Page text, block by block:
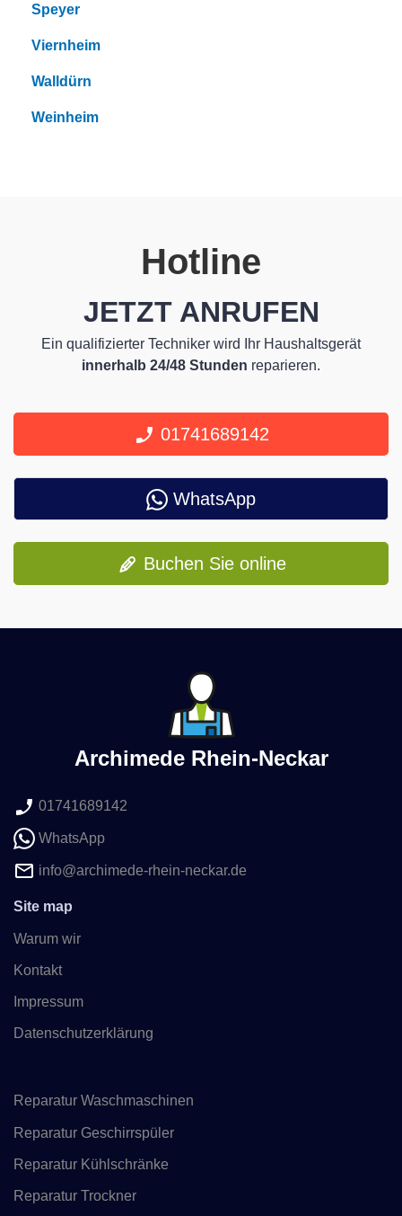
Speyer
Viernheim
Walldürn
Weinheim
Hotline
JETZT ANRUFEN
Ein qualifizierter Techniker wird Ihr Haushaltsgerät
innerhalb 24/48 Stunden reparieren.
01741689142
WhatsApp
Buchen Sie online
Archimede Rhein-Neckar
01741689142
WhatsApp
info@archimede-rhein-neckar.de
Site map
Warum wir
Kontakt
Impressum
Datenschutzerklärung
Reparatur Waschmaschinen
Reparatur Geschirrspüler
Reparatur Kühlschränke
Reparatur Trockner